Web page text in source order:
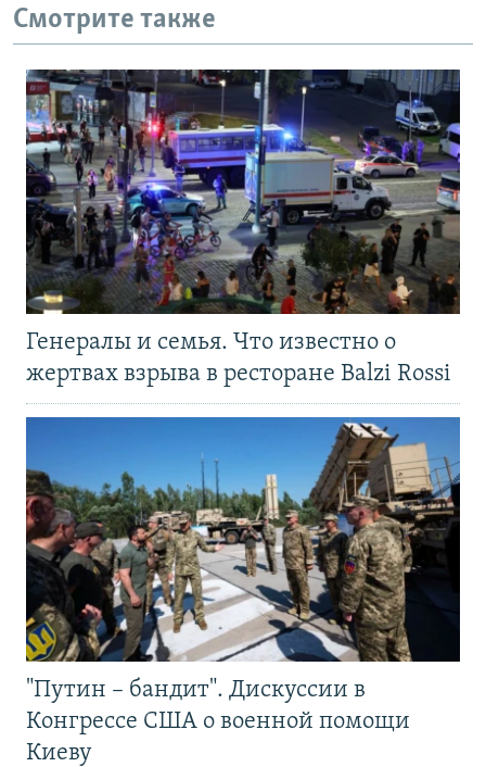
Смотрите также
Генералы и семья. Что известно о
жертвах взрыва в ресторане Balzi Rossi
"Путин – бандит". Дискуссии в
Конгрессе США о военной помощи
Киеву